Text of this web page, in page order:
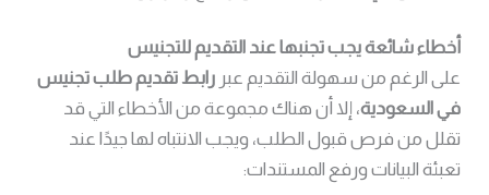
أخطاء شائعة يجب تجنبها عند التقديم للتجنيس
على الرغم من سهولة التقديم عبررابط تقديم طلب تجنيس
في السعودية، إلا أن هناك مجموعة من الأخطاء التي قد
تقلل من فرص قبول الطلب، ويجب الانتباه لها جيدًا عند
تعبئة البيانات ورفع المستندات: